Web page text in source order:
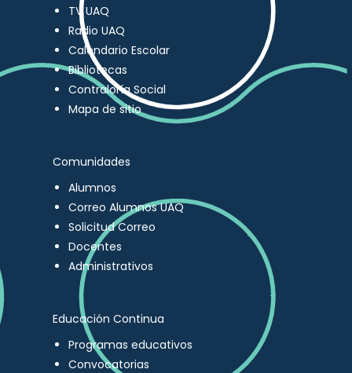
TV UAQ
Radio UAQ
Calendario Escolar
Bibliotecas
Contraloría Social
Mapa de sitio
Comunidades
Alumnos
Correo Alumnos UAQ
Solicitud Correo
Docentes
Administrativos
Educación Continua
Programas educativos
Convocatorias